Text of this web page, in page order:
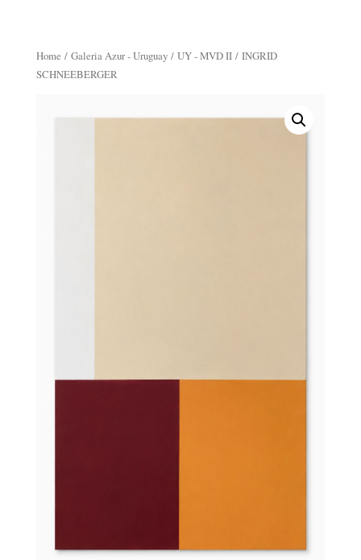
Home / Galeria Azur - Uruguay/ UY - MVD II/ INGRID
SCHNEEBERGER